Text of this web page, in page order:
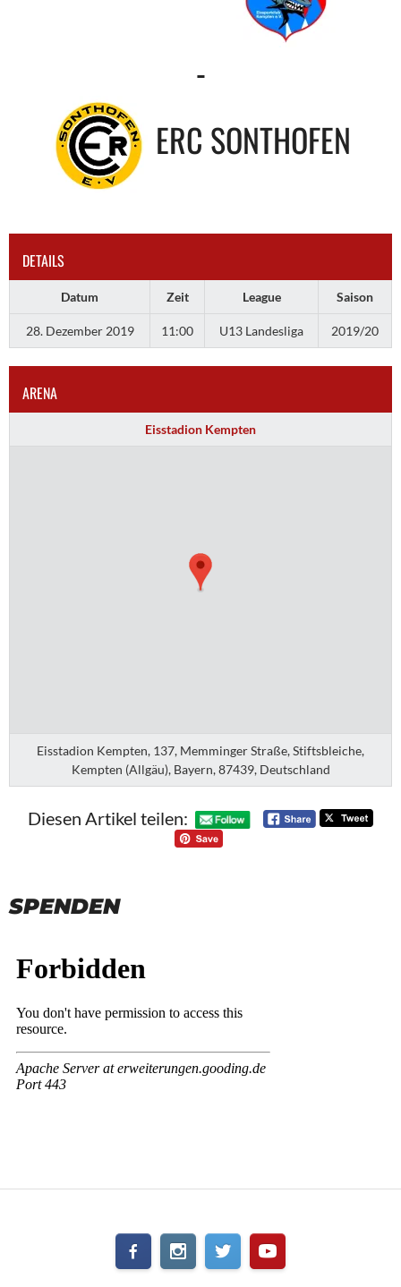
-
ERC SONTHOFEN
DETAILS
Datum Zeit League Saison
28. Dezember 2019 11:00 U13 Landesliga 2019/20
ARENA
Eisstadion Kempten
Eisstadion Kempten, 137, Memminger Straße, Stiftsbleiche,
Kempten (Allgäu), Bayern, 87439, Deutschland
Diesen Artikel teilen:
SPENDEN